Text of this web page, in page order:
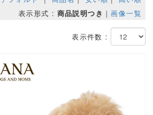
表示形式 : 商品説明つき ｜画像一覧
表示件数 :